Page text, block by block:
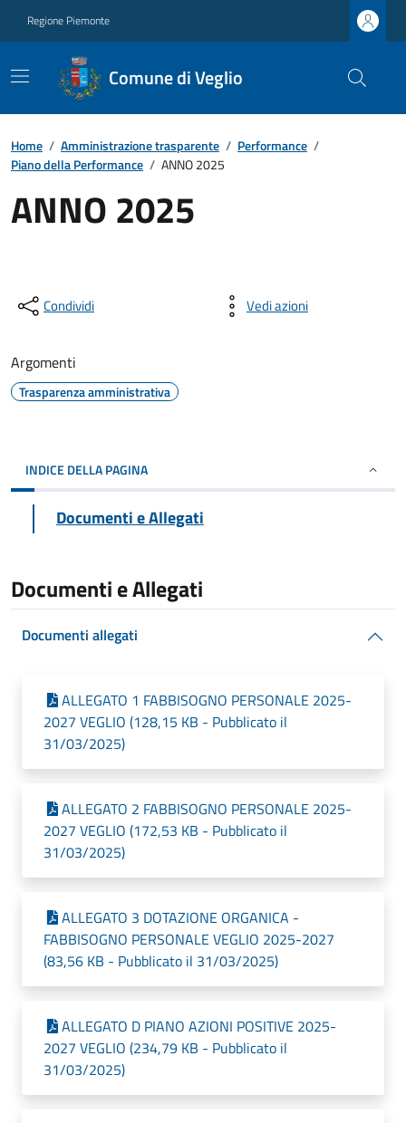
Regione Piemonte
Comune di Veglio
Home / Amministrazione trasparente / Performance /
Piano della Performance / ANNO 2025
ANNO 2025
Condividi Vedi azioni
Argomenti
Trasparenza amministrativa
INDICE DELLA PAGINA
Documenti e Allegati
Documenti e Allegati
Documenti allegati
ALLEGATO 1 FABBISOGNO PERSONALE 2025-
2027 VEGLIO (128,15 KB - Pubblicato il
31/03/2025)
ALLEGATO 2 FABBISOGNO PERSONALE 2025-
2027 VEGLIO (172,53 KB - Pubblicato il
31/03/2025)
ALLEGATO 3 DOTAZIONE ORGANICA -
FABBISOGNO PERSONALE VEGLIO 2025-2027
(83,56 KB - Pubblicato il 31/03/2025)
ALLEGATO D PIANO AZIONI POSITIVE 2025-
2027 VEGLIO (234,79 KB - Pubblicato il
31/03/2025)